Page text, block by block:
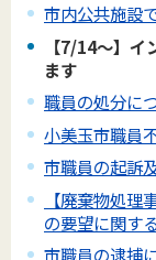
市内公共施設
【7/14～】
ます
職員の処分に
小美玉市職員
市職員の起訴
【廃棄物処
の要望に関す
市職員の逮捕